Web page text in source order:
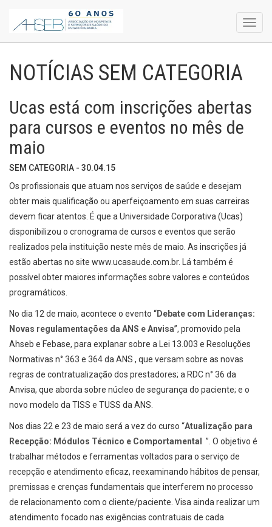
NOTÍCIAS SEM CATEGORIA
Ucas está com inscrições abertas
para cursos e eventos no mês de
maio
SEM CATEGORIA - 30.04.15
Os profissionais que atuam nos serviços de saúde e desejam
obter mais qualificação ou aperfeiçoamento em suas carreiras
devem ficar atentos. É que a Universidade Corporativa (Ucas)
disponibilizou o cronograma de cursos e eventos que serão
realizados pela instituição neste mês de maio. As inscrições já
estão abertas no site www.ucasaude.com.br. Lá também é
possível obter maiores informações sobre valores e conteúdos
programáticos.
No dia 12 de maio, acontece o evento “Debate com Lideranças:
Novas regulamentações da ANS e Anvisa”, promovido pela
Ahseb e Febase, para explanar sobre a Lei 13.003 e Resoluções
Normativas n° 363 e 364 da ANS , que versam sobre as novas
regras de contratualização dos prestadores; a RDC n° 36 da
Anvisa, que aborda sobre núcleo de segurança do paciente; e o
novo modelo da TISS e TUSS da ANS.
Nos dias 22 e 23 de maio será a vez do curso “Atualização para
Recepção: Módulos Técnico e Comportamental ”. O objetivo é
trabalhar métodos e ferramentas voltados para o serviço de
recepção e atendimento eficaz, reexaminando hábitos de pensar,
premissas e crenças fundamentais que interferem no processo
de relacionamento com o cliente/paciente. Visa ainda realizar um
atendimento focado nas exigências contratuais de cada